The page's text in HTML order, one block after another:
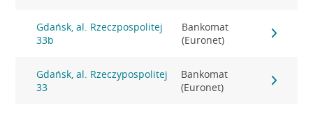
Gdańsk, al. Rzeczpospolitej
33b
Bankomat
(Euronet)
Gdańsk, al. Rzeczypospolitej
33
Bankomat
(Euronet)